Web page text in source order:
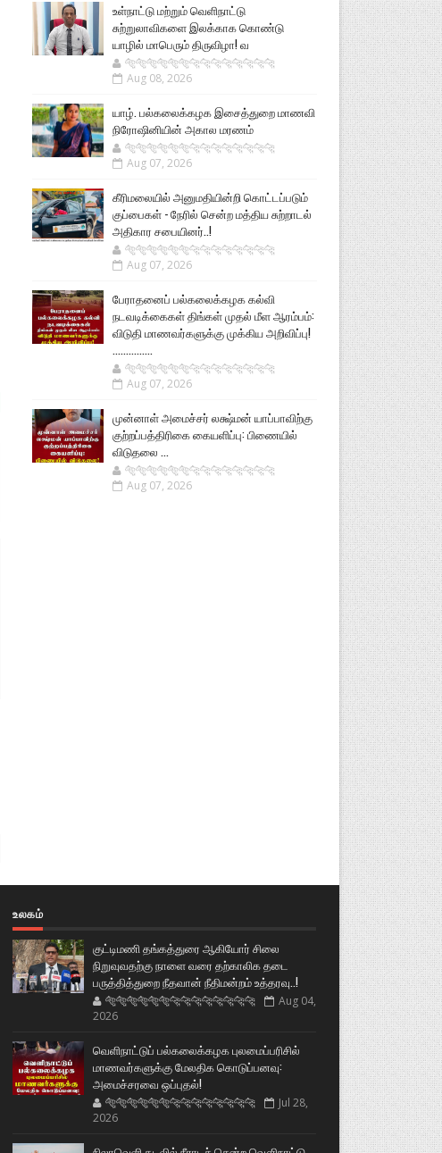
உள்நாட்டு மற்றும் வெளிநாட்டு
சுற்றுலாவிகளை இலக்காக கொண்டு
யாழில் மாபெரும் திருவிழா! வ
🐅🐅🐅🐅🐅🐅🐆🐆🐆🐆🐆🐆🐆🐆
Aug 08, 2026
யாழ். பல்கலைக்கழக இசைத்துறை மாணவி
நிரோஷினியின் அகால மரணம்
🐅🐅🐅🐅🐅🐅🐆🐆🐆🐆🐆🐆🐆🐆
Aug 07, 2026
கீரிமலையில் அனுமதியின்றி கொட்டப்படும்
குப்பைகள் - நேரில் சென்ற மத்திய சுற்றாடல்
அதிகார சபையினர்..!
🐅🐅🐅🐅🐅🐅🐆🐆🐆🐆🐆🐆🐆🐆
Aug 07, 2026
பேராதனைப் பல்கலைக்கழக கல்வி
நடவடிக்கைகள் திங்கள் முதல் மீள ஆரம்பம்:
விடுதி மாணவர்களுக்கு முக்கிய அறிவிப்பு!
...............
🐅🐅🐅🐅🐅🐅🐆🐆🐆🐆🐆🐆🐆🐆
Aug 07, 2026
முன்னாள் அமைச்சர் லக்ஷ்மன் யாப்பாவிற்கு
குற்றப்பத்திரிகை கையளிப்பு: பிணையில்
விடுதலை ...
🐅🐅🐅🐅🐅🐅🐆🐆🐆🐆🐆🐆🐆🐆
Aug 07, 2026
உலகம்
குட்டிமணி தங்கத்துரை ஆகியோர் சிலை
நிறுவுவதற்கு நாளை வரை தற்காலிக தடை
பருத்தித்துறை நீதவான் நீதிமன்றம் உத்தரவு..!
🐅🐅🐅🐅🐅🐅🐆🐆🐆🐆🐆🐆🐆🐆
Aug 04,
2026
வெளிநாட்டுப் பல்கலைக்கழக புலமைப்பரிசில்
மாணவர்களுக்கு மேலதிக கொடுப்பனவு:
அமைச்சரவை ஒப்புதல்!
🐅🐅🐅🐅🐅🐅🐆🐆🐆🐆🐆🐆🐆🐆
Jul 28,
2026